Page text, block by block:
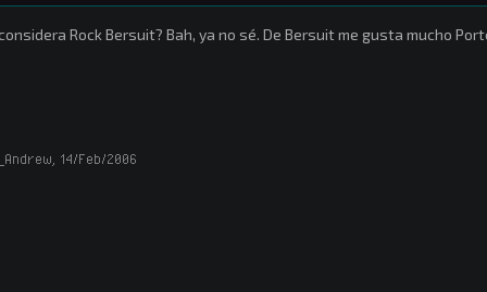
Rock Bersuit? Bah, ya no sé. De Bersuit me gusta mucho
14/Feb/2006